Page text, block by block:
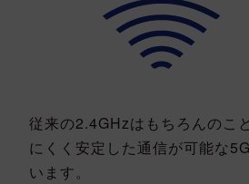
従来の2.4GHzはもちろんのこ
にくく安定した通信が可能な
います。